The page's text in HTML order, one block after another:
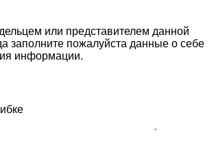
или представителем данной
заполните пожалуйста данные о себе
информации.